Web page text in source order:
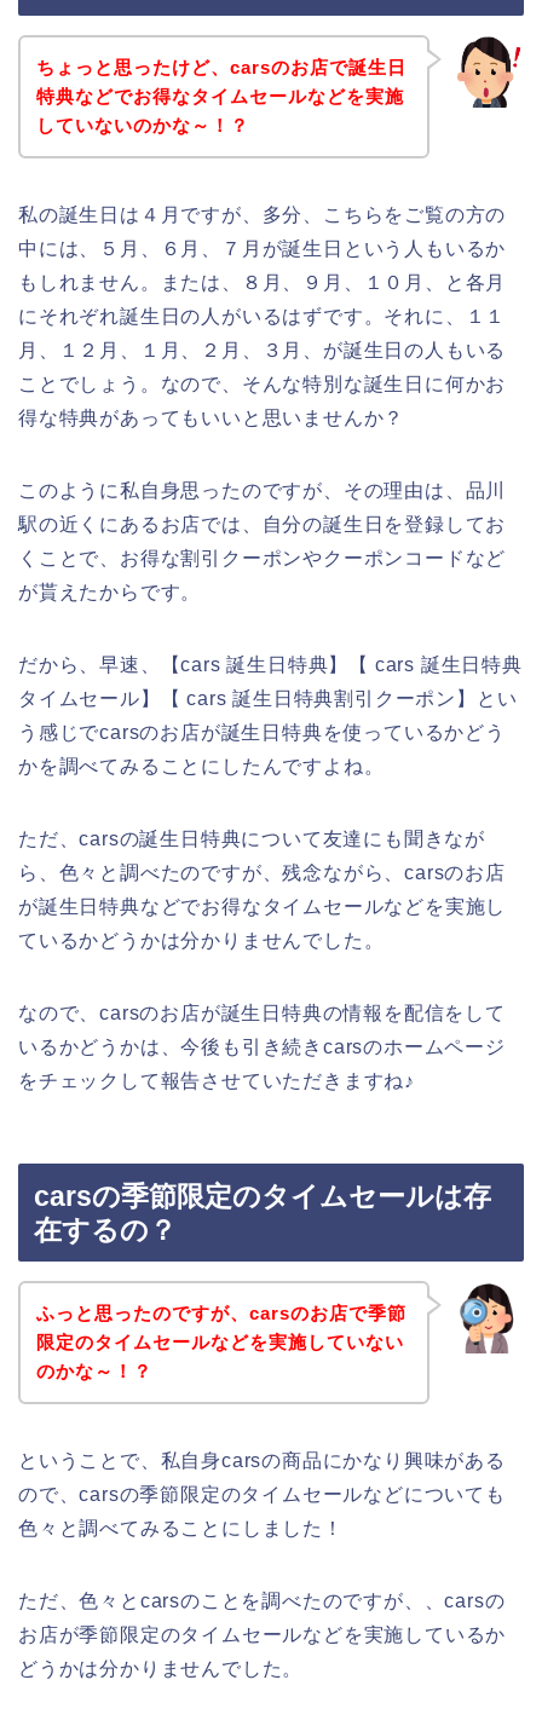
ちょっと思ったけど、carsのお店で誕生日
特典などでお得なタイムセールなどを実施
していないのかな～！？
私の誕生日は４月ですが、多分、こちらをご覧の方の
中には、５月、６月、７月が誕生日という人もいるか
もしれません。または、８月、９月、１０月、と各月
にそれぞれ誕生日の人がいるはずです。それに、１１
月、１２月、１月、２月、３月、が誕生日の人もいる
ことでしょう。なので、そんな特別な誕生日に何かお
得な特典があってもいいと思いませんか？
このように私自身思ったのですが、その理由は、品川
駅の近くにあるお店では、自分の誕生日を登録してお
くことで、お得な割引クーポンやクーポンコードなど
が貰えたからです。
だから、早速、【cars 誕生日特典】【 cars 誕生日特典
タイムセール】【 cars 誕生日特典割引クーポン】とい
う感じでcarsのお店が誕生日特典を使っているかどう
かを調べてみることにしたんですよね。
ただ、carsの誕生日特典について友達にも聞きなが
ら、色々と調べたのですが、残念ながら、carsのお店
が誕生日特典などでお得なタイムセールなどを実施し
ているかどうかは分かりませんでした。
なので、carsのお店が誕生日特典の情報を配信をして
いるかどうかは、今後も引き続きcarsのホームページ
をチェックして報告させていただきますね♪
carsの季節限定のタイムセールは存
在するの？
ふっと思ったのですが、carsのお店で季節
限定のタイムセールなどを実施していない
のかな～！？
ということで、私自身carsの商品にかなり興味がある
ので、carsの季節限定のタイムセールなどについても
色々と調べてみることにしました！
ただ、色々とcarsのことを調べたのですが、、carsの
お店が季節限定のタイムセールなどを実施しているか
どうかは分かりませんでした。